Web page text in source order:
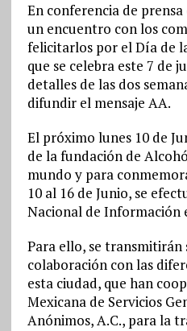
En conferencia de
un encuentro con los
felicitarlos por el Día de
que se celebra este 7 de
detalles de las dos
difundir el mensaje AA.
El próximo lunes 10 de
de la fundación de
mundo y para
10 al 16 de Junio, se
Nacional de Información
Para ello, se
colaboración con las
esta ciudad, que han
Mexicana de Servicios
Anónimos, A.C., para la